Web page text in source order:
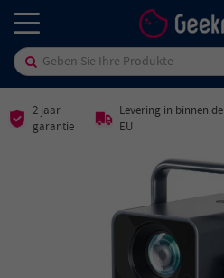
2 jaar
garantie
Levering in binnen de
EU